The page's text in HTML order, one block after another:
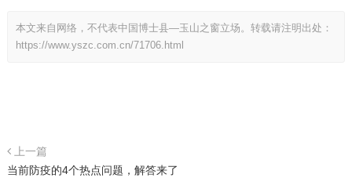
本文来自网络，不代表中国博士县—玉山之窗立场。转载请注明出处：
https://www.yszc.com.cn/71706.html
上一篇
当前防疫的4个热点问题，解答来了